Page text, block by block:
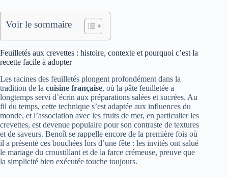
Voir le sommaire
Feuilletés aux crevettes : histoire, contexte et pourquoi c’est la
recette facile à adopter
Les racines des feuilletés plongent profondément dans la
tradition de la cuisine française, où la pâte feuilletée a
longtemps servi d’écrin aux préparations salées et sucrées. Au
fil du temps, cette technique s’est adaptée aux influences du
monde, et l’association avec les fruits de mer, en particulier les
crevettes, est devenue populaire pour son contraste de textures
et de saveurs. Benoît se rappelle encore de la première fois où
il a présenté ces bouchées lors d’une fête : les invités ont salué
le mariage du croustillant et de la farce crémeuse, preuve que
la simplicité bien exécutée touche toujours.